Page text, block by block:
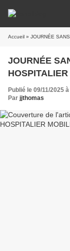
Accueil » JOURNÉE
JOURNÉE
Publié le 09/11/2025
Par jjthomas